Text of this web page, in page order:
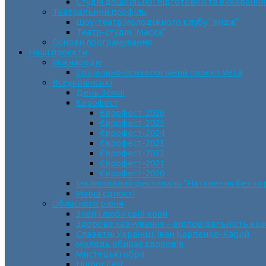
Театральний профіль
Шоу-театр молодіжного клубу “Імідж”
Театр-студія “Маска”
Основи програмування
Наші проєкти
Міжнародні
Соціально-психологічний проєкт VeLa
Всеукраїнські
День Землі
Єврофест
Єврофест-2026
Єврофест-2025
Єврофест-2024
Єврофест-2023
Єврофест-2022
Єврофест-2021
Єврофест-2020
Інклюзивний фестиваль “Натхнення без
Марш єдності
Обласного рівня
Знай і люби свій край
Здорове харчування – відповідальність
Славетні Українці. Іван Карпенко-Карий
Молодь обирає здоров’я
Мистецькі обрії
Humor Fest